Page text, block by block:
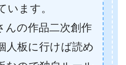
います。
の作品二次創作
板に行けば読め